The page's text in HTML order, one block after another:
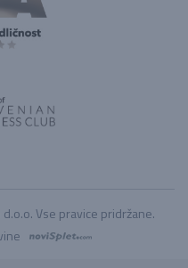
Vse pravice pridržane.